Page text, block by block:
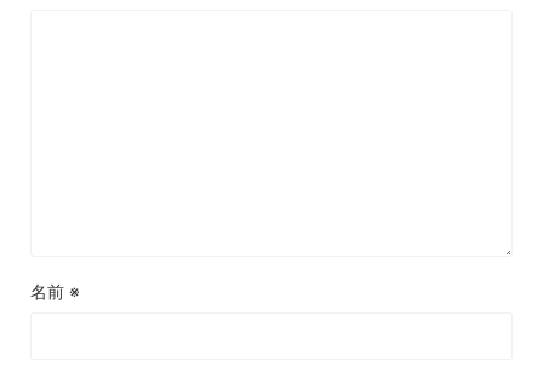
名前 ※